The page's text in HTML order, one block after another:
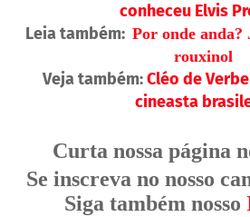
conheceu Elvis
Leia também: Por onde anda?
rouxinol
Veja também:Cléo de
cineasta
Curta nossa página
Se inscreva no nosso
Siga também nosso